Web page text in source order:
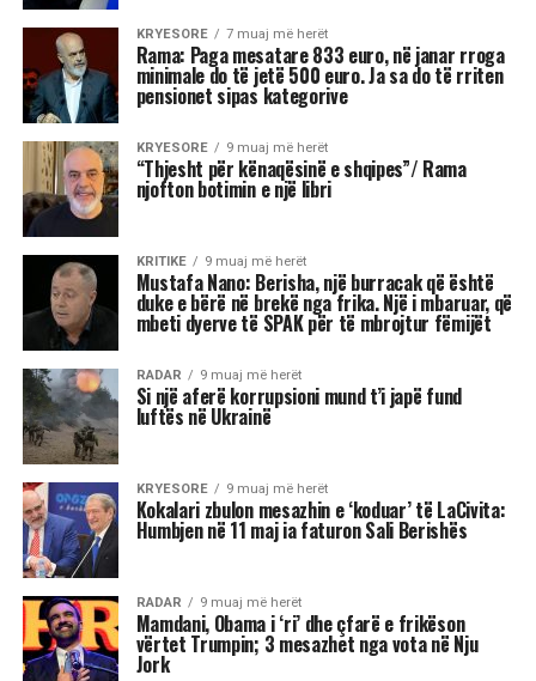
KRYESORE 7 muaj më herët
Rama: Paga mesatare 833 euro, në janar rroga
minimale do të jetë 500 euro. Ja sa do të rriten
pensionet sipas kategorive
KRYESORE 9 muaj më herët
“Thjesht për kënaqësinë e shqipes”/ Rama
njofton botimin e një libri
KRITIKE 9 muaj më herët
Mustafa Nano: Berisha, një burracak që është
duke e bërë në brekë nga frika. Një i mbaruar, që
mbeti dyerve të SPAK për të mbrojtur fëmijët
RADAR 9 muaj më herët
Si një aferë korrupsioni mund t’i japë fund
luftës në Ukrainë
KRYESORE 9 muaj më herët
Kokalari zbulon mesazhin e ‘koduar’ të LaCivita:
Humbjen në 11 maj ia faturon Sali Berishës
RADAR 9 muaj më herët
Mamdani, Obama i ‘ri’ dhe çfarë e frikëson
vërtet Trumpin; 3 mesazhet nga vota në Nju
Jork